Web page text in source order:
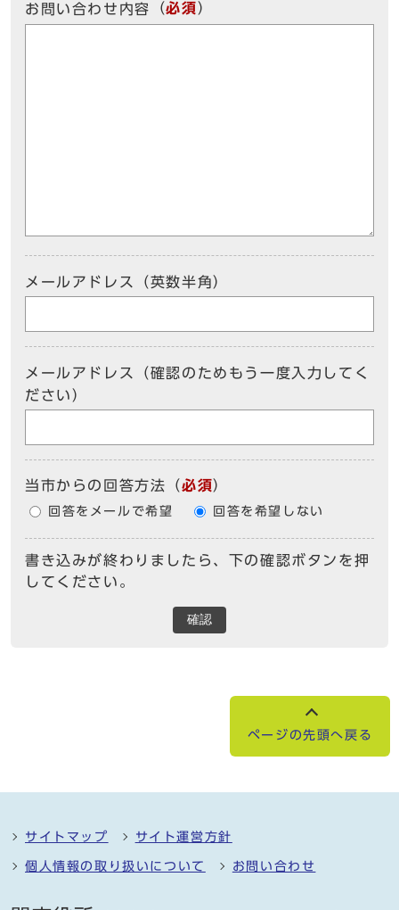
お問い合わせ内容 （必須）
メールアドレス（英数半角）
メールアドレス（確認のためもう一度入力してく
ださい）
当市からの回答方法 （必須）
回答をメールで希望 回答を希望しない
書き込みが終わりましたら、下の確認ボタンを押
してください。
確認
ページの先頭へ戻る
サイトマップ サイト運営方針
個人情報の取り扱いについて お問い合わせ